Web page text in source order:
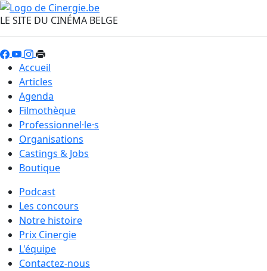
LE SITE DU CINÉMA BELGE
Accueil
Articles
Agenda
Filmothèque
Professionnel·le·s
Organisations
Castings & Jobs
Boutique
Podcast
Les concours
Notre histoire
Prix Cinergie
L'équipe
Contactez-nous